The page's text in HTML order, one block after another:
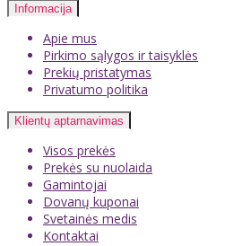
Informacija
Apie mus
Pirkimo sąlygos ir taisyklės
Prekių pristatymas
Privatumo politika
Klientų aptarnavimas
Visos prekės
Prekės su nuolaida
Gamintojai
Dovanų kuponai
Svetainės medis
Kontaktai